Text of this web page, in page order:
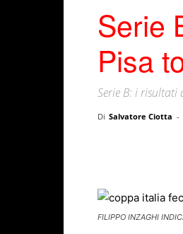
Serie
Pisa
Serie B: i
Di Salvatore Ciotta -
FILIPPO INZAGHI